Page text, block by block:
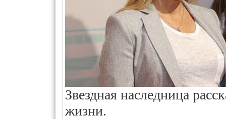
Звездная наследница
жизни.